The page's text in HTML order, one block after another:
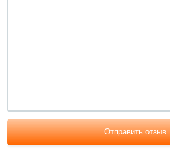
Отправить отзыв